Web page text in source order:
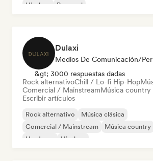
Hip-hop
Pop soul
Dulaxi
Medios De Comunicación/
&gt; 3000 respuestas dadas
Rock alternativoChill / Lo-fi Hip-Hop
Comercial / MainstreamMúsica country
Escribir artículos
Rock alternativo
Música clásica
Comercial / Mainstream
Música country
Hardcore
Hip-hop